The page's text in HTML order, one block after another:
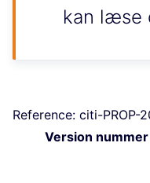
kan læse
Reference: citi-PROP-
Version nummer